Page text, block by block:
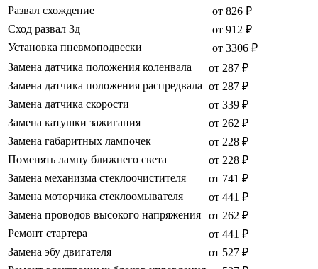
Развал схождение
от 826 ₽
Сход развал 3д
от 912 ₽
Установка пневмоподвески
от 3306 ₽
Замена датчика положения коленвала
от 287 ₽
Замена датчика положения распредвала от 287 ₽
Замена датчика скорости
от 339 ₽
Замена катушки зажигания
от 262 ₽
Замена габаритных лампочек
от 228 ₽
Поменять лампу ближнего света
от 228 ₽
Замена механизма стеклоочистителя
от 741 ₽
Замена моторчика стеклоомывателя
от 441 ₽
Замена проводов высокого напряжения
от 262 ₽
Ремонт стартера
от 441 ₽
Замена эбу двигателя
от 527 ₽